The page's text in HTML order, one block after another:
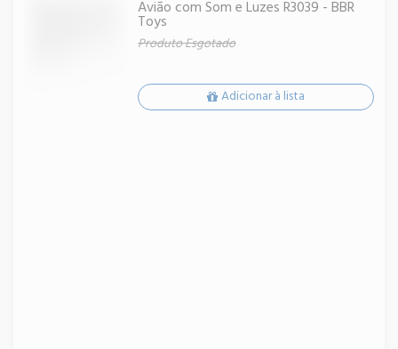
Avião com Som e Luzes R3039 - BBR
Toys
Produto Esgotado
Adicionar à lista